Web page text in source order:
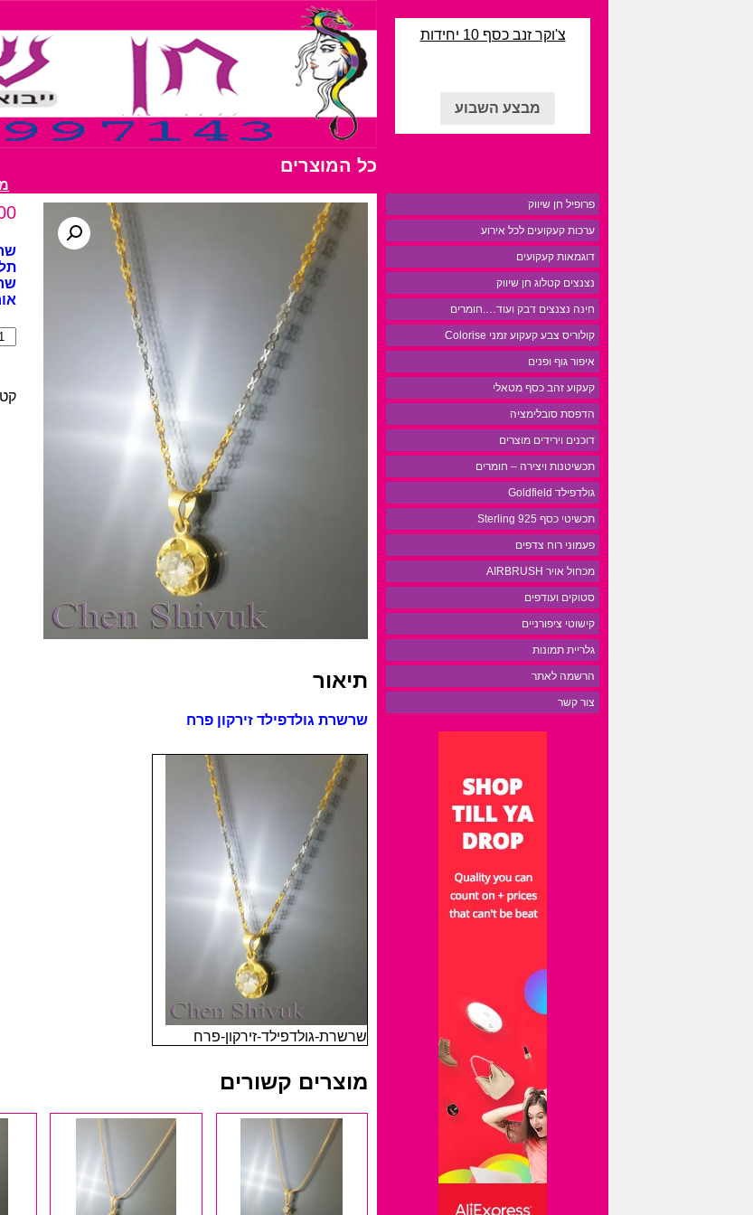
צ'וקר זנב כסף 10 יחידות
מבצע השבוע
כל המוצרים
פרופיל חן שיווק
ערכות קעקועים לכל אירוע
דוגמאות קעקועים
נצנצים קטלוג חן שיווק
חינה נצנצים דבק ועוד….חומרים
קולוריס צבע קעקוע זמני Colorise
איפור גוף ופנים
קעקוע זהב כסף מטאלי
הדפסת סובלימציה
דוכנים וירידים מוצרים
תכשיטנות ויצירה – חומרים
גולדפילד Goldfield
תכשיטי כסף 925 Sterling
פעמוני רוח צדפים
מכחול אויר AIRBRUSH
סטוקים ועודפים
קישוטי ציפורניים
גלריית תמונות
הרשמה לאתר
צור קשר
של
תיאור
שרשרת גולדפילד זירקון פרח
שרשרת-גולדפילד-זירקון-פרח
מוצרים קשורים